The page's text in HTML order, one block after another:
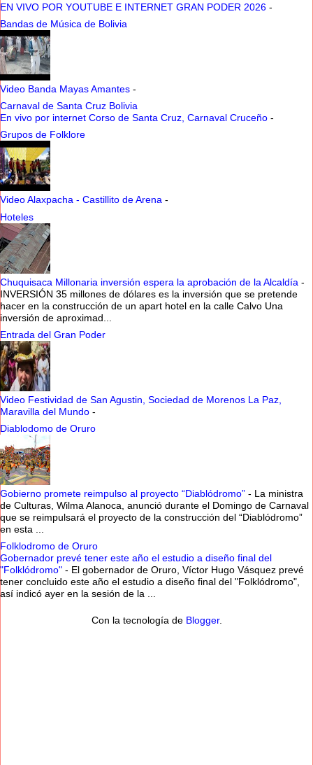
EN VIVO POR YOUTUBE E INTERNET GRAN PODER 2026 -
Bandas de Música de Bolivia
Video Banda Mayas Amantes -
Carnaval de Santa Cruz Bolivia
En vivo por internet Corso de Santa Cruz, Carnaval Cruceño -
Grupos de Folklore
Video Alaxpacha - Castillito de Arena -
Hoteles
Chuquisaca Millonaria inversión espera la aprobación de la Alcaldía -
INVERSIÓN 35 millones de dólares es la inversión que se pretende
hacer en la construcción de un apart hotel en la calle Calvo Una
inversión de aproximad...
Entrada del Gran Poder
Video Festividad de San Agustin, Sociedad de Morenos La Paz,
Maravilla del Mundo -
Diablodomo de Oruro
Gobierno promete reimpulso al proyecto “Diablódromo” - La ministra
de Culturas, Wilma Alanoca, anunció durante el Domingo de Carnaval
que se reimpulsará el proyecto de la construcción del “Diablódromo”
en esta ...
Folklodromo de Oruro
Gobernador prevé tener este año el estudio a diseño final del
"Folklódromo" - El gobernador de Oruro, Víctor Hugo Vásquez prevé
tener concluido este año el estudio a diseño final del "Folklódromo",
así indicó ayer en la sesión de la ...
Con la tecnología de Blogger.